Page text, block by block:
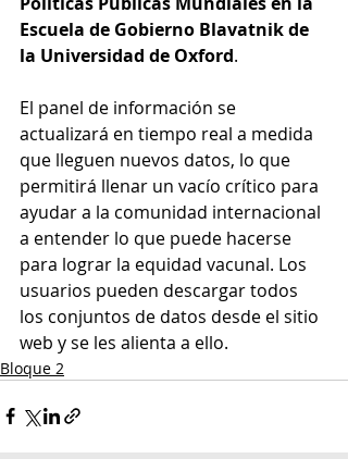
Escuela de Gobierno Blavatnik de
la Universidad de Oxford.
El panel de información se
actualizará en tiempo real a medida
que lleguen nuevos datos, lo que
permitirá llenar un vacío crítico para
ayudar a la comunidad internacional
a entender lo que puede hacerse
para lograr la equidad vacunal. Los
usuarios pueden descargar todos
los conjuntos de datos desde el sitio
web y se les alienta a ello.
Bloque 2